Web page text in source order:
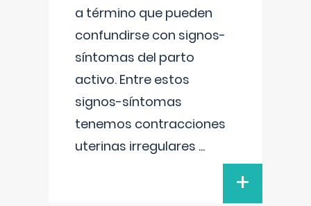
a término que pueden
confundirse con signos-
síntomas del parto
activo. Entre estos
signos-síntomas
tenemos contracciones
uterinas irregulares ...
+